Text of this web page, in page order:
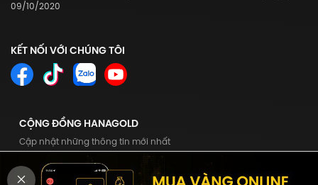
09/10/2020
KẾT NỐI VỚI CHÚNG TÔI
CỘNG ĐỒNG HANAGOLD
Cập nhật những thông tin mới nhất
Tham gia